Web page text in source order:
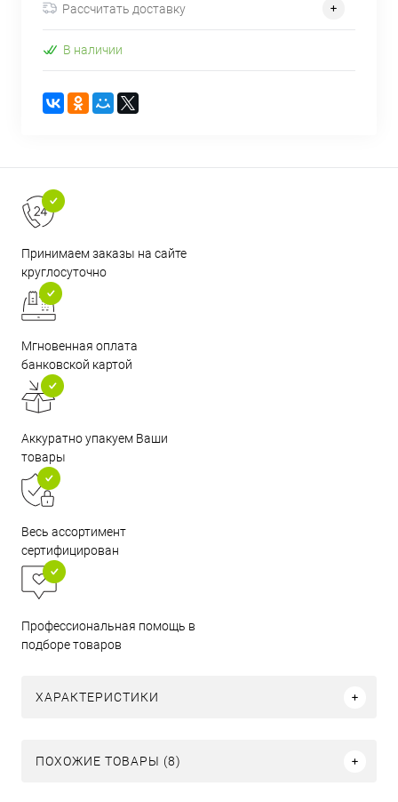
Рассчитать доставку
В наличии
Принимаем заказы на сайте
круглосуточно
Мгновенная оплата
банковской картой
Аккуратно упакуем Ваши
товары
Весь ассортимент
сертифицирован
Профессиональная помощь в
подборе товаров
ХАРАКТЕРИСТИКИ
ПОХОЖИЕ ТОВАРЫ (8)